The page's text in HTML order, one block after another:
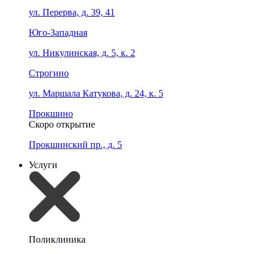
ул. Перерва, д. 39, 41
Юго-Западная
ул. Никулинская, д. 5, к. 2
Строгино
ул. Маршала Катукова, д. 24, к. 5
Прокшино
Скоро открытие
Прокшинский пр., д. 5
Услуги
Поликлиника